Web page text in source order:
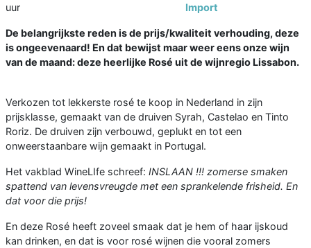
uur
Import
De belangrijkste reden is de prijs/kwaliteit verhouding, deze
is ongeevenaard! En dat bewijst maar weer eens onze wijn
van de maand: deze heerlijke Rosé uit de wijnregio Lissabon.
Verkozen tot lekkerste rosé te koop in Nederland in zijn
prijsklasse, gemaakt van de druiven Syrah, Castelao en Tinto
Roriz. De druiven zijn verbouwd, geplukt en tot een
onweerstaanbare wijn gemaakt in Portugal.
Het vakblad WineLIfe schreef: INSLAAN !!! zomerse smaken
spattend van levensvreugde met een sprankelende frisheid. En
dat voor die prijs!
En deze Rosé heeft zoveel smaak dat je hem of haar ijskoud
kan drinken, en dat is voor rosé wijnen die vooral zomers